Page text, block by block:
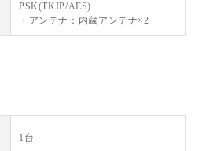
PSK(TKIP/AES)
・アンテナ：内蔵アンテナ×2
1台